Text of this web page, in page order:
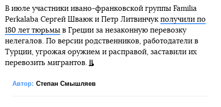
В июле участники ивано-франковской группы Familia
Perkalaba Сергей Шваюк и Петр Литвинчук получили по
180 лет тюрьмы в Греции за незаконную перевозку
нелегалов. По версии родственников, работодатели в
Турции, угрожая оружием и расправой, заставили их
перевозить мигрантов.
Автор: Степан Смышляев